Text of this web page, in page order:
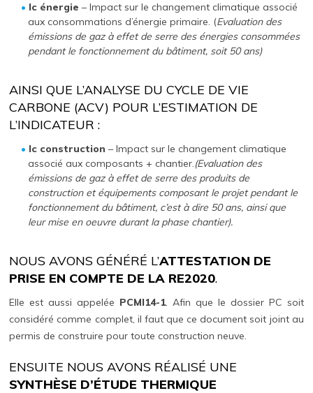
Ic énergie – Impact sur le changement climatique associé
aux consommations d’énergie primaire. (Evaluation des
émissions de gaz à effet de serre des énergies consommées
pendant le fonctionnement du bâtiment, soit 50 ans)
AINSI QUE L’ANALYSE DU CYCLE DE VIE
CARBONE (ACV) POUR L’ESTIMATION DE
L’INDICATEUR :
Ic construction – Impact sur le changement climatique
associé aux composants + chantier. (Evaluation des
émissions de gaz à effet de serre des produits de
construction et équipements composant le projet pendant le
fonctionnement du bâtiment, c’est à dire 50 ans, ainsi que
leur mise en oeuvre durant la phase chantier).
NOUS AVONS GÉNÉRÉ L’ATTESTATION DE
PRISE EN COMPTE DE LA RE2020.
Elle est aussi appelée PCMI14-1. Afin que le dossier PC soit
considéré comme complet, il faut que ce document soit joint au
permis de construire pour toute construction neuve.
ENSUITE NOUS AVONS RÉALISÉ UNE
SYNTHÈSE D’ÉTUDE THERMIQUE